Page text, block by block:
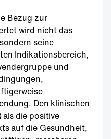
Bezug zur
wird nicht das
seine
Indikationsbereich,
und
Den klinischen
die positive
auf die Gesundheit,